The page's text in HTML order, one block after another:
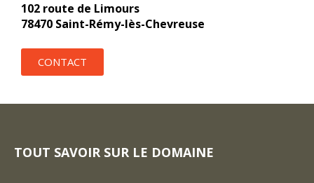
102 route de Limours
78470 Saint-Rémy-lès-Chevreuse
CONTACT
TOUT SAVOIR SUR LE DOMAINE